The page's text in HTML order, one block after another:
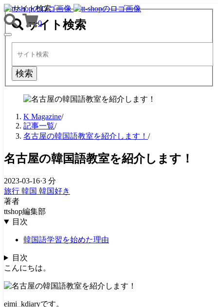
0
TOGGLE
NAVIGATION
サイト検索
サイト検索
検索
K Magazine/
記事一覧/
名古屋の韓国語教室を紹介します！ /
名古屋の韓国語教室を紹介します！
2023-03-16·3 分
旅行 韓国 韓国好き
著者
ttshop編集部
目次
韓国語学習を始めた理由
目次
こんにちは。
eimi_kdiaryです。